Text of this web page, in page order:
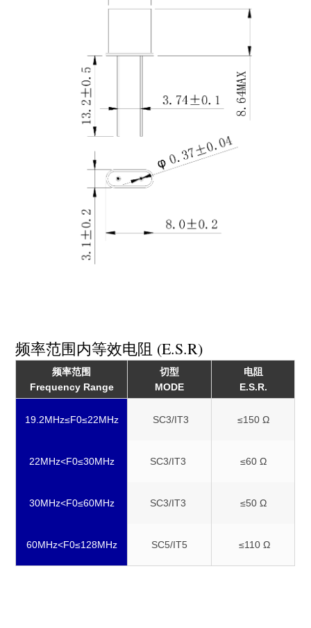
频率范围内等效电阻 (E.S.R)
频率范围
Frequency Range
切型
MODE
电阻
E.S.R.
19.2MHz≤F0≤22MHz SC3/IT3 ≤150 Ω
22MHz<F0≤30MHz SC3/IT3 ≤60 Ω
30MHz<F0≤60MHz SC3/IT3 ≤50 Ω
60MHz<F0≤128MHz SC5/IT5 ≤110 Ω